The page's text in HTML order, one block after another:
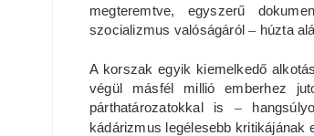
megteremtve, egyszerű
szocializmus valóságáról– húzta
A korszak egyik kiemelkedő
végül másfél millió emberhez
párthatározatokkal is –
kádárizmus legélesebb